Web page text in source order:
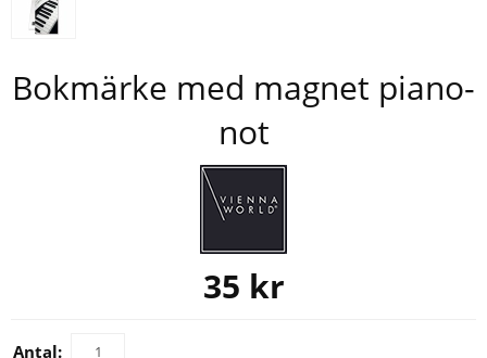
Bokmärke med magnet piano-
not
35 kr
Antal: